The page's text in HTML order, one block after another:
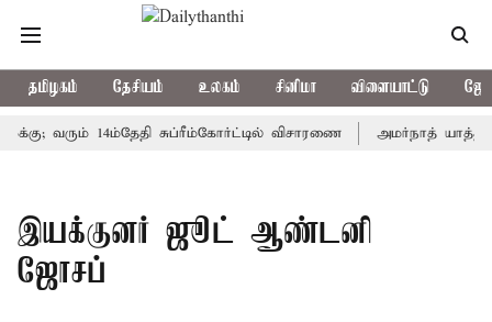
தமிழகம் தேசியம் உலகம் சினிமா விளையாட்டு
வரும் 14ம்தேதி சுப்ரீம்கோர்ட்டில் விசாரணை அமர்நாத்
இயக்குனர் ஜூட் ஆண்டனி
ஜோசப்